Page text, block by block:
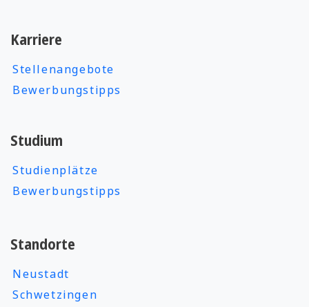
Karriere
Stellenangebote
Bewerbungstipps
Studium
Studienplätze
Bewerbungstipps
Standorte
Neustadt
Schwetzingen